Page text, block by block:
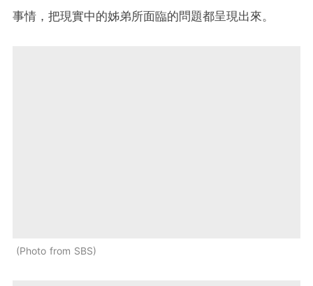
事情，把現實中的姊弟所面臨的問題都呈現出來。
Photo from SBS